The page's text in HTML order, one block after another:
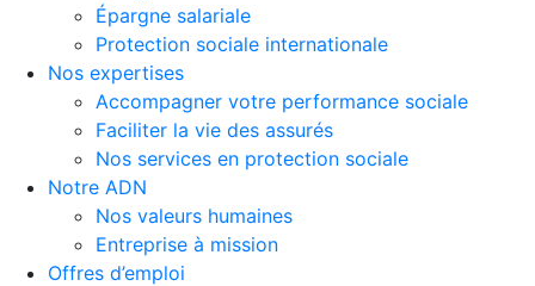
Épargne salariale
Protection sociale internationale
Nos expertises
Accompagner votre performance sociale
Faciliter la vie des assurés
Nos services en protection sociale
Notre ADN
Nos valeurs humaines
Entreprise à mission
Offres d’emploi